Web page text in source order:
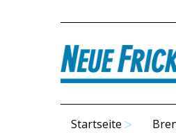
Startseite